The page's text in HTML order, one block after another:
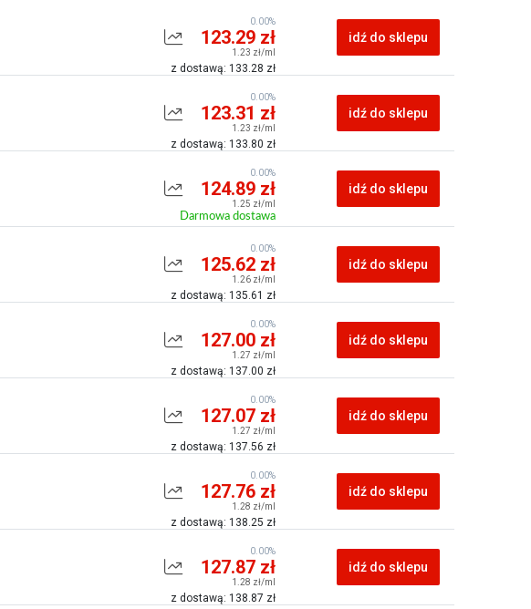
123.29 zł
1.23 zł/ml
z dostawą: 133.28 zł
0.00%
idź do sklepu
123.31 zł
1.23 zł/ml
z dostawą: 133.80 zł
0.00%
idź do sklepu
124.89 zł
1.25 zł/ml
Darmowa dostawa
0.00%
idź do sklepu
125.62 zł
1.26 zł/ml
z dostawą: 135.61 zł
0.00%
idź do sklepu
127.00 zł
1.27 zł/ml
z dostawą: 137.00 zł
0.00%
idź do sklepu
127.07 zł
1.27 zł/ml
z dostawą: 137.56 zł
0.00%
idź do sklepu
127.76 zł
1.28 zł/ml
z dostawą: 138.25 zł
0.00%
idź do sklepu
127.87 zł
1.28 zł/ml
z dostawą: 138.87 zł
0.00%
idź do sklepu